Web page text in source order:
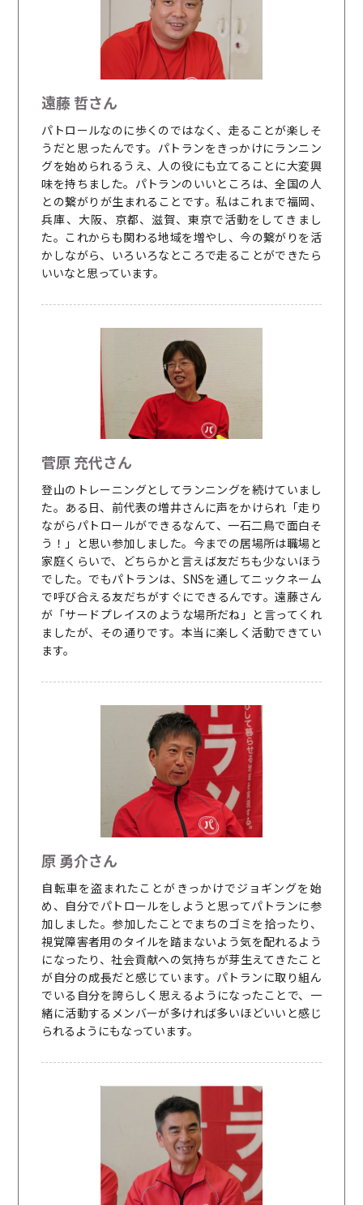
遠藤 哲さん
パトロールなのに歩くのではなく、走ることが楽しそ
うだと思ったんです。パトランをきっかけにランニン
グを始められるうえ、人の役にも立てることに大変興
味を持ちました。パトランのいいところは、全国の人
との繋がりが生まれることです。私はこれまで福岡、
兵庫、大阪、京都、滋賀、東京で活動をしてきまし
た。これからも関わる地域を増やし、今の繋がりを活
かしながら、いろいろなところで走ることができたら
いいなと思っています。
菅原 充代さん
登山のトレーニングとしてランニングを続けていまし
た。ある日、前代表の増井さんに声をかけられ「走り
ながらパトロールができるなんて、一石二鳥で面白そ
う！」と思い参加しました。今までの居場所は職場と
家庭くらいで、どちらかと言えば友だちも少ないほう
でした。でもパトランは、SNSを通してニックネーム
で呼び合える友だちがすぐにできるんです。遠藤さん
が「サードプレイスのような場所だね」と言ってくれ
ましたが、その通りです。本当に楽しく活動できてい
ます。
原 勇介さん
自転車を盗まれたことがきっかけでジョギングを始
め、自分でパトロールをしようと思ってパトランに参
加しました。参加したことでまちのゴミを拾ったり、
視覚障害者用のタイルを踏まないよう気を配れるよう
になったり、社会貢献への気持ちが芽生えてきたこと
が自分の成長だと感じています。パトランに取り組ん
でいる自分を誇らしく思えるようになったことで、一
緒に活動するメンバーが多ければ多いほどいいと感じ
られるようにもなっています。